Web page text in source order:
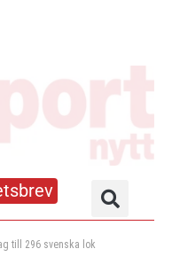
till 296 svenska lok